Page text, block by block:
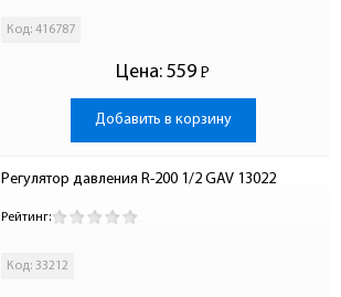
Код: 416787
Цена: 559 Р
-
Добавить в корзину
Регулятор давления R-200 1/2 GAV 13022
Рейтинг:
Код: 33212